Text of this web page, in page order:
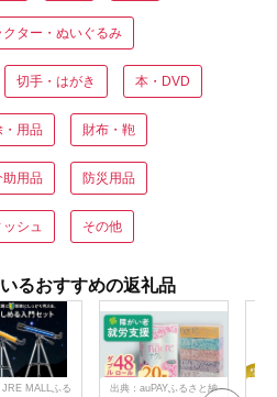
クター・ぬいぐるみ
切手・はがき 本・DVD
・用品 財布・鞄
助用品 防災用品
ッシュ その他
るおすすめの返礼品
JRE MALLふる
出典：auPAYふるさと納